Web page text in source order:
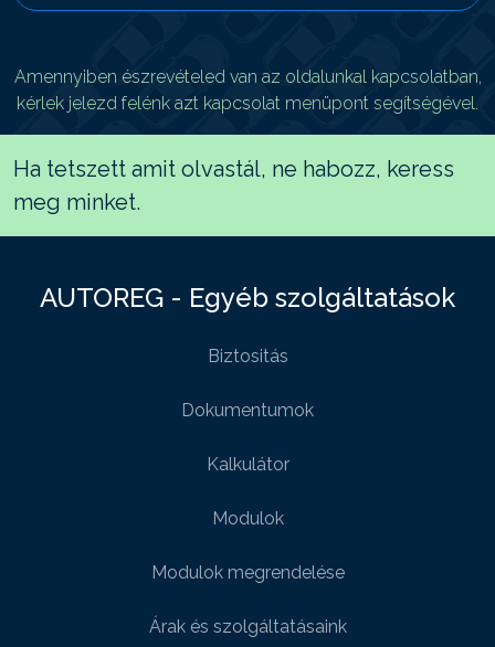
Amennyiben észrevételed van az oldalunkal kapcsolatban,
kérlek jelezd felénk azt kapcsolat menüpont segítségével.
Ha tetszett amit olvastál, ne habozz, keress
meg minket.
AUTOREG - Egyéb szolgáltatások
Biztositás
Dokumentumok
Kalkulátor
Modulok
Modulok megrendelése
Árak és szolgáltatásaink